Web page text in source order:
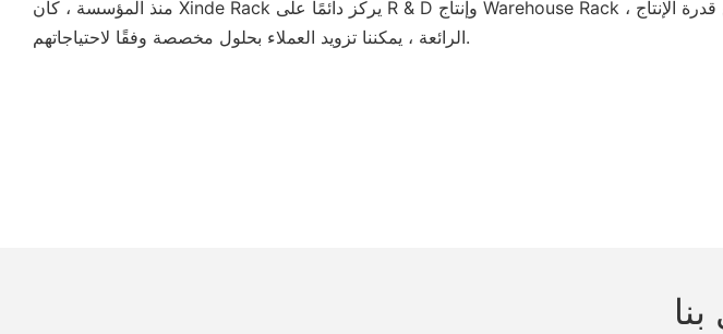
منذ المؤسسة ، كان Xinde Rack يركز دائمًا على R & D وإنتاج Warehouse Rack ، ورفوف السوبر ماركت ، ومكافحة الخروج ، وعربة العربات المتسوق ، وملحقات السوبر ماركت. مع قدرة الإنتاج
الرائعة ، يمكننا تزويد العملاء بحلول مخصصة وفقًا لاحتياجاتهم.